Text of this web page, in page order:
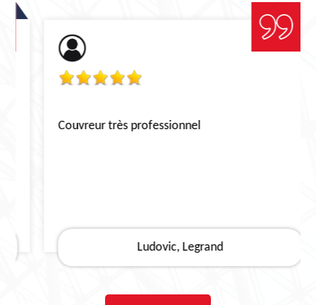
Couvreur très professionnel
Ludovic, Legrand